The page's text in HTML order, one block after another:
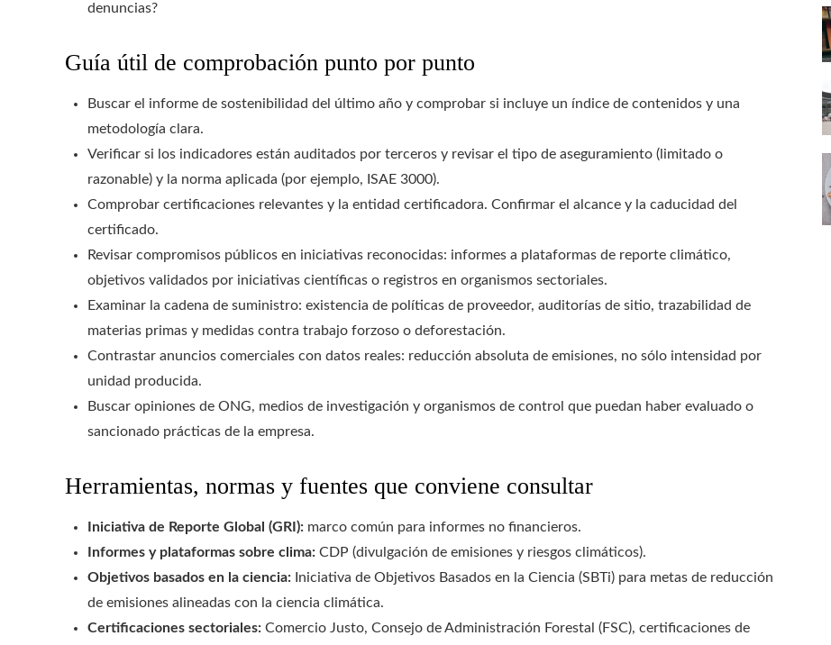
denuncias?
Guía útil de comprobación punto por punto
Buscar el informe de sostenibilidad del último año y comprobar si incluye un índice de contenidos y una
metodología clara.
Verificar si los indicadores están auditados por terceros y revisar el tipo de aseguramiento (limitado o
razonable) y la norma aplicada (por ejemplo, ISAE 3000).
Comprobar certificaciones relevantes y la entidad certificadora. Confirmar el alcance y la caducidad del
certificado.
Revisar compromisos públicos en iniciativas reconocidas: informes a plataformas de reporte climático,
objetivos validados por iniciativas científicas o registros en organismos sectoriales.
Examinar la cadena de suministro: existencia de políticas de proveedor, auditorías de sitio, trazabilidad de
materias primas y medidas contra trabajo forzoso o deforestación.
Contrastar anuncios comerciales con datos reales: reducción absoluta de emisiones, no sólo intensidad por
unidad producida.
Buscar opiniones de ONG, medios de investigación y organismos de control que puedan haber evaluado o
sancionado prácticas de la empresa.
Herramientas, normas y fuentes que conviene consultar
Iniciativa de Reporte Global (GRI): marco común para informes no financieros.
Informes y plataformas sobre clima: CDP (divulgación de emisiones y riesgos climáticos).
Objetivos basados en la ciencia: Iniciativa de Objetivos Basados en la Ciencia (SBTi) para metas de reducción
de emisiones alineadas con la ciencia climática.
Certificaciones sectoriales: Comercio Justo, Consejo de Administración Forestal (FSC), certificaciones de